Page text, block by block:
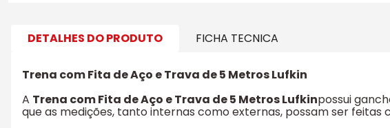
DETALHES DO PRODUTO FICHA TECNICA
Trena com Fita de Aço e Trava de 5 Metros Lufkin
A Trena com Fita de Aço e Trava de 5 Metros Lufkinpossui
que as medições, tanto internas como externas, possam ser feitas